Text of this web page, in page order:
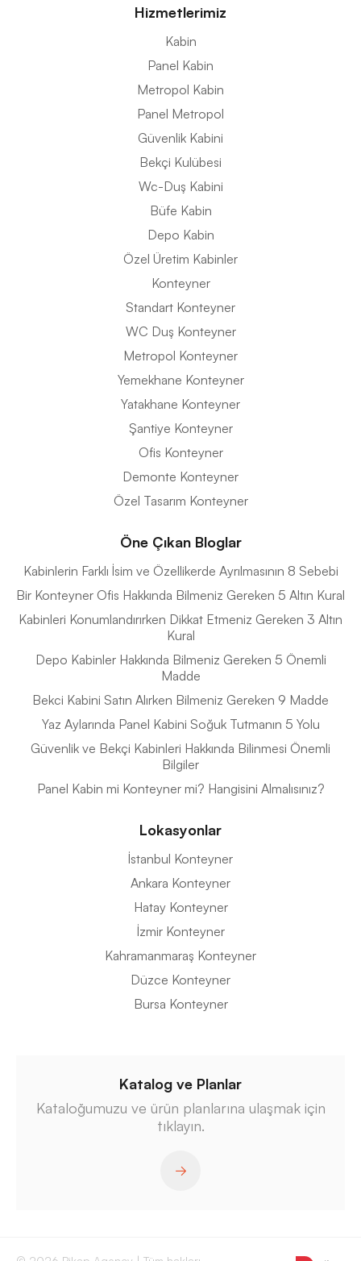
Hizmetlerimiz
Kabin
Panel Kabin
Metropol Kabin
Panel Metropol
Güvenlik Kabini
Bekçi Kulübesi
Wc-Duş Kabini
Büfe Kabin
Depo Kabin
Özel Üretim Kabinler
Konteyner
Standart Konteyner
WC Duş Konteyner
Metropol Konteyner
Yemekhane Konteyner
Yatakhane Konteyner
Şantiye Konteyner
Ofis Konteyner
Demonte Konteyner
Özel Tasarım Konteyner
Öne Çıkan Bloglar
Kabinlerin Farklı İsim ve Özellikerde Ayrılmasının 8 Sebebi
Bir Konteyner Ofis Hakkında Bilmeniz Gereken 5 Altın Kural
Kabinleri Konumlandırırken Dikkat Etmeniz Gereken 3 Altın
Kural
Depo Kabinler Hakkında Bilmeniz Gereken 5 Önemli
Madde
Bekci Kabini Satın Alırken Bilmeniz Gereken 9 Madde
Yaz Aylarında Panel Kabini Soğuk Tutmanın 5 Yolu
Güvenlik ve Bekçi Kabinleri Hakkında Bilinmesi Önemli
Bilgiler
Panel Kabin mi Konteyner mi? Hangisini Almalısınız?
Lokasyonlar
İstanbul Konteyner
Ankara Konteyner
Hatay Konteyner
İzmir Konteyner
Kahramanmaraş Konteyner
Düzce Konteyner
Bursa Konteyner
Katalog ve Planlar
Kataloğumuzu ve ürün planlarına ulaşmak için
tıklayın.